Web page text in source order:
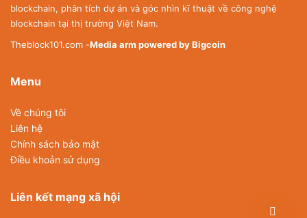
blockchain, phân tích dự án và góc nhìn kĩ thuật về công nghệ
blockchain tại thị trường Việt Nam.
Theblock101.com -Media arm powered by Bigcoin
Menu
Về chúng tôi
Liên hệ
Chính sách bảo mật
Điều khoản sử dụng
Liên kết mạng xã hội